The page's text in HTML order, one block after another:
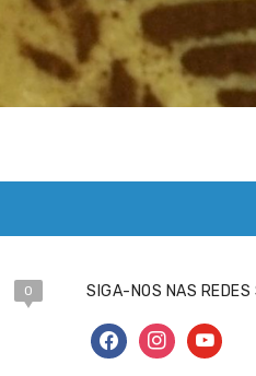
0 SIGA-NOS NAS REDES
facebookinstagramyoutube